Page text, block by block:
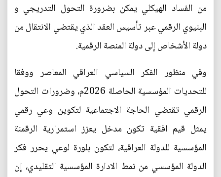
من الفساد الهيكلي يمكن بضرورة التحول التدريجي و
البنيوي الرقمي عبر تأسيس العقد الذي يقتضي الانتقال من
دولة الأشخاص إلى دولة المنصة الرقمية.
وفي منظور الفكر السياسي العراقي المعاصر ووفقا
للتحديات المؤسسية الحاصلة 2026م، وضرورات التحول
الرقمي تقتضي الحاجة الاجتماعية لتكوين وعي رقمي
يمثل قيم افقية تكون مدخل يعزز استمرارية الرقمنة
المؤسسية للدولة العراقية، لتكون بلورة لوعي يحرر فكر
الدولة المؤسسي من نمط الادارة المؤسسية التقليدي، إن